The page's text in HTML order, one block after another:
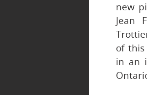
new
Jean
of this
in an